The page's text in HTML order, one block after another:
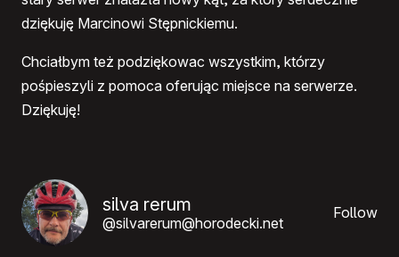
dziękuję Marcinowi Stępnickiemu.
Chciałbym też podziękowac wszystkim, którzy
pośpieszyli z pomoca oferując miejsce na serwerze.
Dziękuję!
silva rerum
@silvarerum@horodecki.net
Follow